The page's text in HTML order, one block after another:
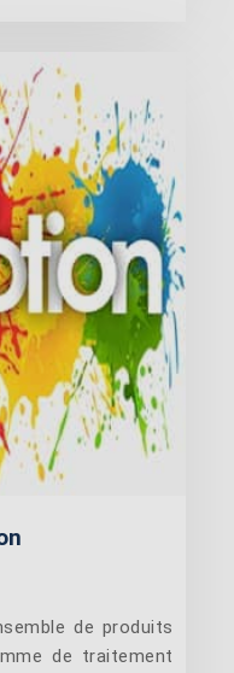
de produits
de traitement